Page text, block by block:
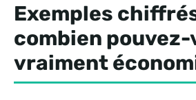
Exemples
combien pouvez-
vraiment